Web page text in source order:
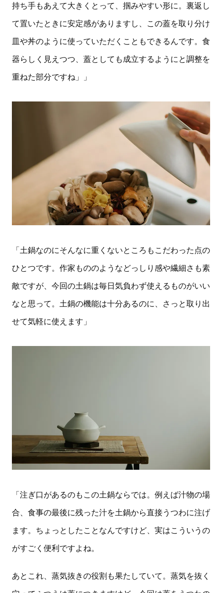
持ち手もあえて大きくとって、掴みやすい形に。裏返し
て置いたときに安定感がありますし、この蓋を取り分け
皿や丼のように使っていただくこともできるんです。食
器らしく見えつつ、蓋としても成立するようにと調整を
重ねた部分ですね」」
「土鍋なのにそんなに重くないところもこだわった点の
ひとつです。作家もののようなどっしり感や繊細さも素
敵ですが、今回の土鍋は毎日気負わず使えるものがいい
なと思って。土鍋の機能は十分あるのに、さっと取り出
せて気軽に使えます」
「注ぎ口があるのもこの土鍋ならでは。例えば汁物の場
合、食事の最後に残った汁を土鍋から直接うつわに注げ
ます。ちょっとしたことなんですけど、実はこういうの
がすごく便利ですよね。
あとこれ、蒸気抜きの役割も果たしていて。蒸気を抜く